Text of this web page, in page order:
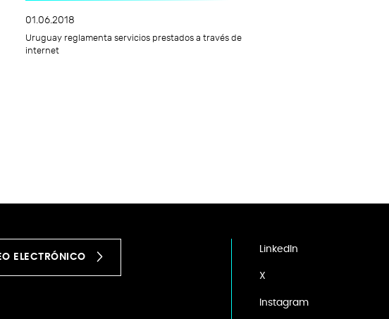
01.06.2018
Uruguay reglamenta servicios prestados a través de
internet
ELECTRÓNICO
LinkedIn
X
Instagram